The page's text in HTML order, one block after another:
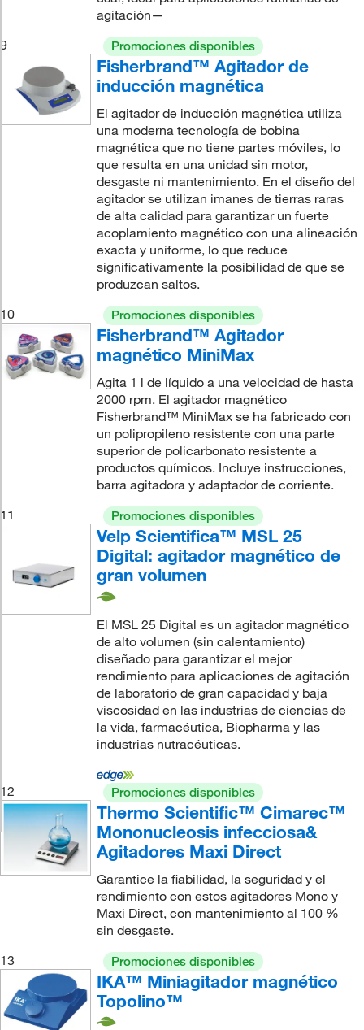
agitación—
9
Promociones disponibles
Fisherbrand™ Agitador de
inducción magnética
El agitador de inducción magnética utiliza
una moderna tecnología de bobina
magnética que no tiene partes móviles, lo
que resulta en una unidad sin motor,
desgaste ni mantenimiento. En el diseño del
agitador se utilizan imanes de tierras raras
de alta calidad para garantizar un fuerte
acoplamiento magnético con una alineación
exacta y uniforme, lo que reduce
significativamente la posibilidad de que se
produzcan saltos.
10
Promociones disponibles
Fisherbrand™ Agitador
magnético MiniMax
Agita 1 l de líquido a una velocidad de hasta
2000 rpm. El agitador magnético
Fisherbrand™ MiniMax se ha fabricado con
un polipropileno resistente con una parte
superior de policarbonato resistente a
productos químicos. Incluye instrucciones,
barra agitadora y adaptador de corriente.
11
Promociones disponibles
Velp Scientifica™ MSL 25
Digital: agitador magnético de
gran volumen
El MSL 25 Digital es un agitador magnético
de alto volumen (sin calentamiento)
diseñado para garantizar el mejor
rendimiento para aplicaciones de agitación
de laboratorio de gran capacidad y baja
viscosidad en las industrias de ciencias de
la vida, farmacéutica, Biopharma y las
industrias nutracéuticas.
12 Promociones disponibles
Thermo Scientific™ Cimarec™
Mononucleosis infecciosa&
Agitadores Maxi Direct
Garantice la fiabilidad, la seguridad y el
rendimiento con estos agitadores Mono y
Maxi Direct, con mantenimiento al 100 %
sin desgaste.
13
Promociones disponibles
IKA™ Miniagitador magnético
Topolino™